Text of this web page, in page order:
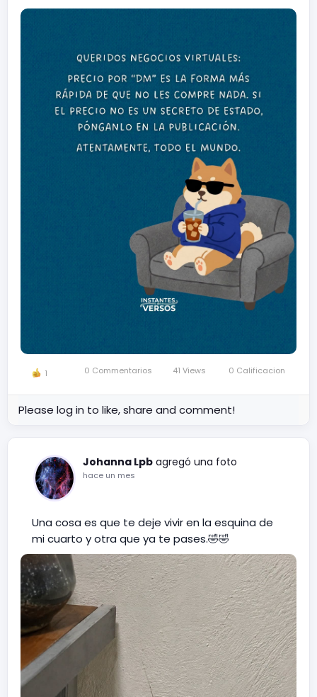
1 0 Commentarios 41 Views 0 Calificacion
Please log in to like, share and comment!
Johanna Lpb agregó una foto
hace un mes
Una cosa es que te deje vivir en la esquina de
mi cuarto y otra que ya te pases.🤣🤣